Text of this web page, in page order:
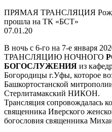
ПРЯМАЯ ТРАНСЛЯЦИЯ
прошла на ТК «БСТ»
07.01.20
В ночь с 6-го на 7-е января
ТРАНСЛЯЦИЮ НОЧНОГО
БОГОСЛУЖЕНИЯ из
Богородицы г.Уфы, которое
Башкортостанской
Стерлитамакский НИКОН.
Трансляция сопровождалась
священника Иверского
богословия священника